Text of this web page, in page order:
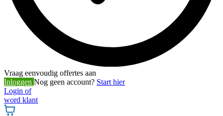
Vraag eenvoudig offertes aan
Inloggen Nog geen account? Start hier
Login of
word klant